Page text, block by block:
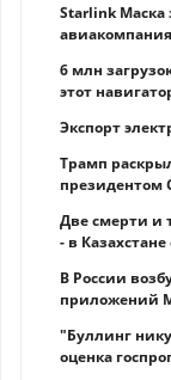
Starlink Маска
6 млн
этот
Экспорт
Трамп
президентом
Две смерти и
- в
В России
приложений
"Буллинг
оценка